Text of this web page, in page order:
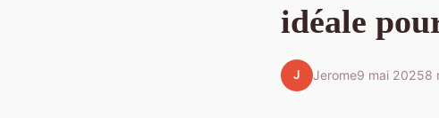
idéale
J Jerome9 mai 20258